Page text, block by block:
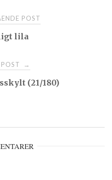
POST
lila
→
(21/180)